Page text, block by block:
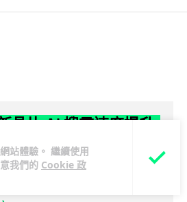
站體驗。 繼續使用
我們的 Cookie 政
晶片 AI 搜尋速度提升
識別免上雲端
子級厚度的「模擬存內搜尋」晶片，